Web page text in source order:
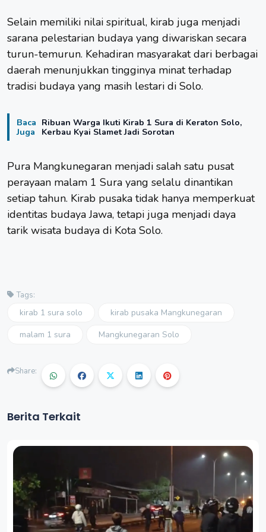
Selain memiliki nilai spiritual, kirab juga menjadi
sarana pelestarian budaya yang diwariskan secara
turun-temurun. Kehadiran masyarakat dari berbagai
daerah menunjukkan tingginya minat terhadap
tradisi budaya yang masih lestari di Solo.
Baca
Juga
Ribuan Warga Ikuti Kirab 1 Sura di Keraton Solo,
Kerbau Kyai Slamet Jadi Sorotan
Pura Mangkunegaran menjadi salah satu pusat
perayaan malam 1 Sura yang selalu dinantikan
setiap tahun. Kirab pusaka tidak hanya memperkuat
identitas budaya Jawa, tetapi juga menjadi daya
tarik wisata budaya di Kota Solo.
Tags:
kirab 1 sura solo
kirab pusaka Mangkunegaran
malam 1 sura
Mangkunegaran Solo
Share:
Berita Terkait